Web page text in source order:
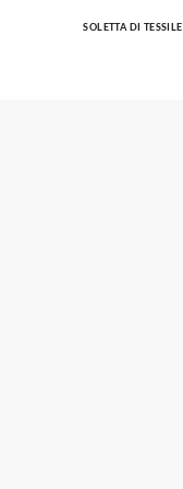
SOLETTA DI TESSILE